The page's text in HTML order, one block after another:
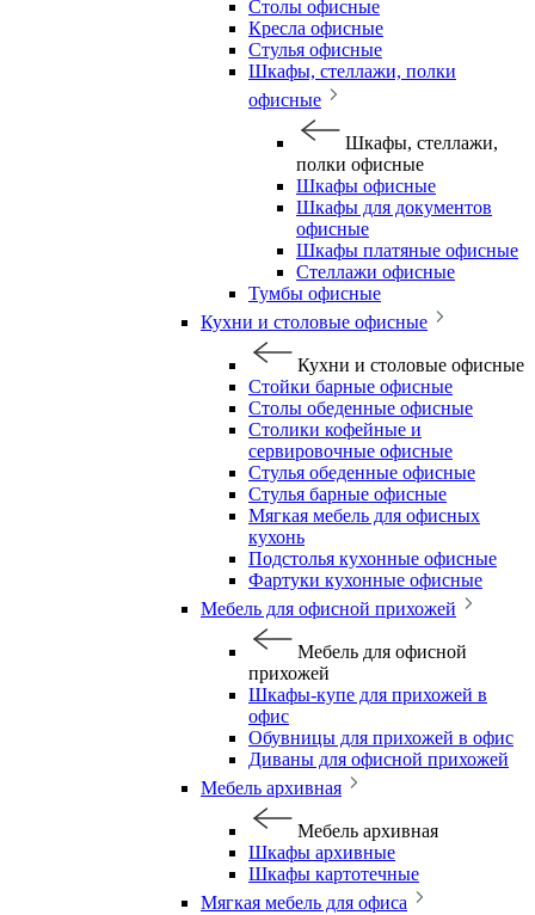
Столы офисные
Кресла офисные
Стулья офисные
Шкафы, стеллажи, полки
офисные
Шкафы, стеллажи,
полки офисные
Шкафы офисные
Шкафы для документов
офисные
Шкафы платяные офисные
Стеллажи офисные
Тумбы офисные
Кухни и столовые офисные
Кухни и столовые офисные
Стойки барные офисные
Столы обеденные офисные
Столики кофейные и
сервировочные офисные
Стулья обеденные офисные
Стулья барные офисные
Мягкая мебель для офисных
кухонь
Подстолья кухонные офисные
Фартуки кухонные офисные
Мебель для офисной прихожей
Мебель для офисной
прихожей
Шкафы-купе для прихожей в
офис
Обувницы для прихожей в офис
Диваны для офисной прихожей
Мебель архивная
Мебель архивная
Шкафы архивные
Шкафы картотечные
Мягкая мебель для офиса